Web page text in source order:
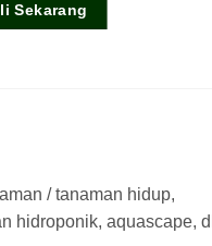
Sekarang
/ tanaman hidup,
hidroponik, aquascape, dll